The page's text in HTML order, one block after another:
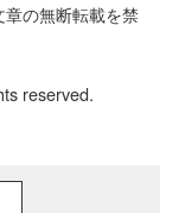
の無断転載を禁
reserved.